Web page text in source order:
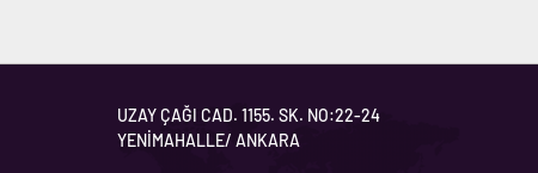
UZAY ÇAĞI CAD. 1155. SK. NO:22-24
YENİMAHALLE/ ANKARA